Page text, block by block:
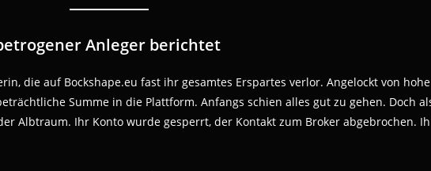
Anleger berichtet
die auf Bockshape.eu fast ihr gesamtes Erspartes verlor. Angelockt von
Summe in die Plattform. Anfangs schien alles gut zu gehen. Doch
Albtraum. Ihr Konto wurde gesperrt, der Kontakt zum Broker abgebrochen.